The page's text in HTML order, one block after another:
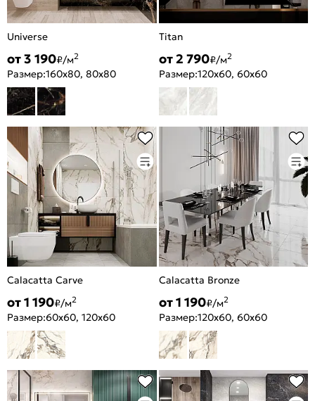
Universe
от 3 190₽/м2
Размер:160x80, 80x80
Titan
от 2 790₽/м2
Размер:120x60, 60x60
Calacatta Carve
от 1 190₽/м2
Размер:60x60, 120x60
Calacatta Bronze
от 1 190₽/м2
Размер:120x60, 60x60